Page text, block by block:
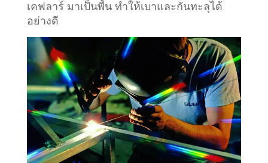
เคฟลาร์ มาเป็นพื้น ทำให้เบาและกันทะลุได้
อย่างดี